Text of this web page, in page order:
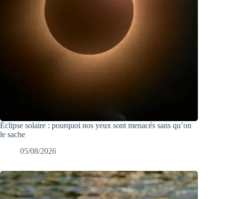
Éclipse solaire : pourquoi nos yeux sont menacés sans qu’on
le sache
05/08/2026